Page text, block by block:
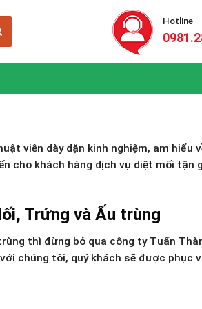
Hotline
viên dày dặn kinh nghiệm, am hiểu
cho khách hàng dịch vụ diệt mối tận
Trứng và Ấu trùng
thì đừng bỏ qua công ty Tuấn
chúng tôi, quý khách sẽ được phục